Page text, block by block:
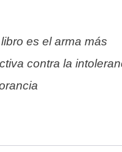
es el arma más
contra la